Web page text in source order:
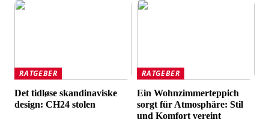
RATGEBER
Det tidløse skandinaviske
design: CH24 stolen
RATGEBER
Ein Wohnzimmerteppich
sorgt für Atmosphäre: Stil
und Komfort vereint